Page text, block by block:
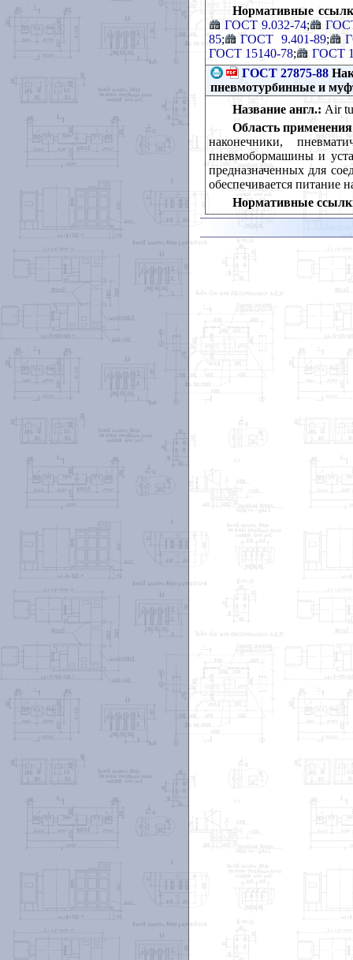
Нормативные
ГОСТ 9.032-74;
85; ГОСТ 9.401-89;
ГОСТ 15140-78;
ГОСТ
ГОСТ 27875-88
пневмотурбинные и
Название англ.: Air
Область
наконечники,
пневмобормашины и
предназначенных для
обеспечивается питание
Нормативные